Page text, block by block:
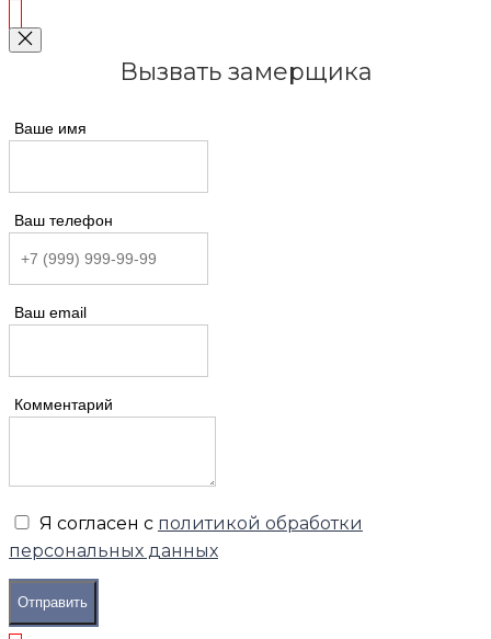
Вызвать замерщика
Ваше имя
Ваш телефон
Ваш email
Комментарий
Я согласен с политикой обработки
персональных данных
Отправить